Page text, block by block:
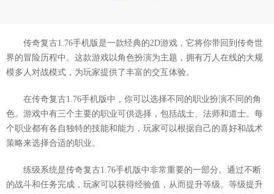
传奇复古1.76手机版是一款经典的2D游戏，它将你带回到传奇世
界的冒险历程中。这款游戏以角色扮演为主题，拥有万人在线的大规
模多人对战模式，为玩家提供了丰富的交互体验。
在传奇复古1.76手机版中，你可以选择不同的职业扮演不同的角
色。游戏中有三个主要的职业可供选择，包括战士、法师和道士。每
个职业都有各自独特的技能和能力，玩家可以根据自己的喜好和战术
策略来选择合适的职业。
练级系统是传奇复古1.76手机版中非常重要的一部分。通过不断
的战斗和任务完成，玩家可以获得经验值，从而提升等级。等级提升